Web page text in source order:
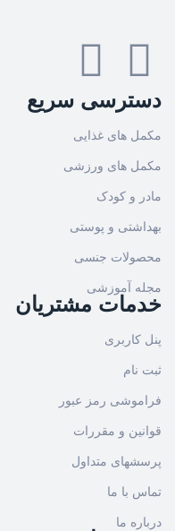
دسترسی سریع
مکمل های غذایی
مکمل های ورزشی
مادر و کودک
بهداشتی و پوستی
محصولات جنسی
مجله آموزشی
خدمات مشتریان
پنل کاربری
ثبت نام
فراموشی رمز عبور
قوانین و مقررات
پرسشهای متداول
تماس با ما
درباره ما